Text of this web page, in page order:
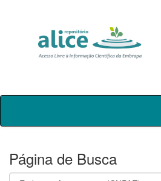
Skip
Página de Busca